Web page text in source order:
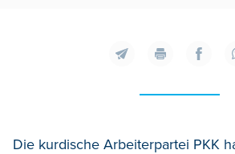
Die kurdische Arbeiterpartei PKK